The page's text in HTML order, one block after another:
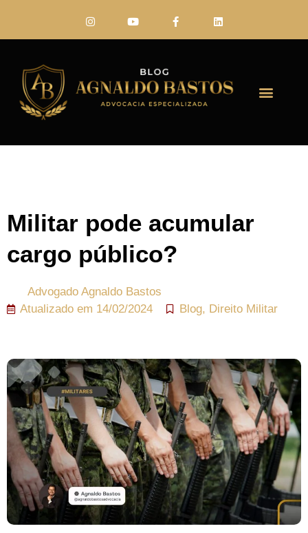
Militar pode acumular
cargo público?
Advogado Agnaldo Bastos
Atualizado em 14/02/2024 Blog, Direito Militar